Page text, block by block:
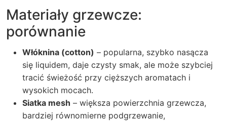
Materiały grzewcze:
porównanie
Włóknina (cotton) – popularna, szybko nasącza
się liquidem, daje czysty smak, ale może szybciej
tracić świeżość przy cięższych aromatach i
wysokich mocach.
Siatka mesh – większa powierzchnia grzewcza,
bardziej równomierne podgrzewanie,